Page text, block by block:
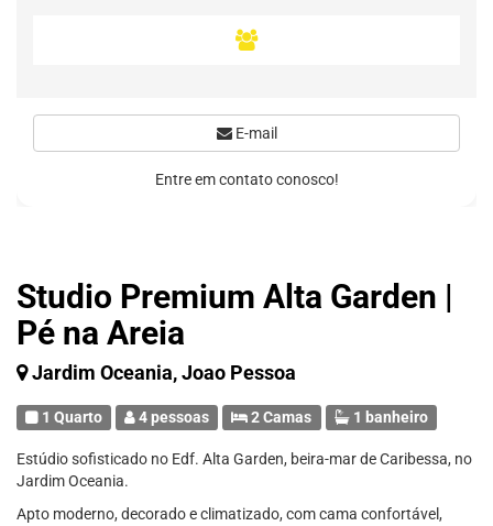
Studio Premium Alta Garden |
Pé na Areia
Jardim Oceania, Joao Pessoa
1 Quarto 4 pessoas 2 Camas 1 banheiro
Estúdio sofisticado no Edf. Alta Garden, beira-mar de Caribessa, no
Jardim Oceania.
Apto moderno, decorado e climatizado, com cama confortável,
E-mail
Entre em contato conosco!